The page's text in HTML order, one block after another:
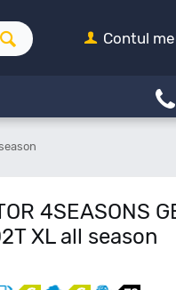
Contul
4SEASONS
XL all season